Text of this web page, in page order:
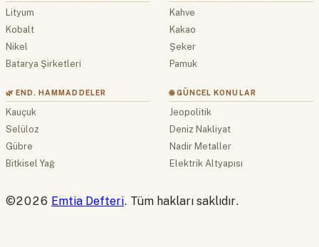
Lityum
Kobalt
Nikel
Batarya Şirketleri
Kahve
Kakao
Şeker
Pamuk
🌿 END. HAMMADDELER
Kauçuk
Selüloz
Gübre
Bitkisel Yağ
🌐 GÜNCEL KONULAR
Jeopolitik
Deniz Nakliyat
Nadir Metaller
Elektrik Altyapısı
©2026 Emtia Defteri. Tüm hakları saklıdır.